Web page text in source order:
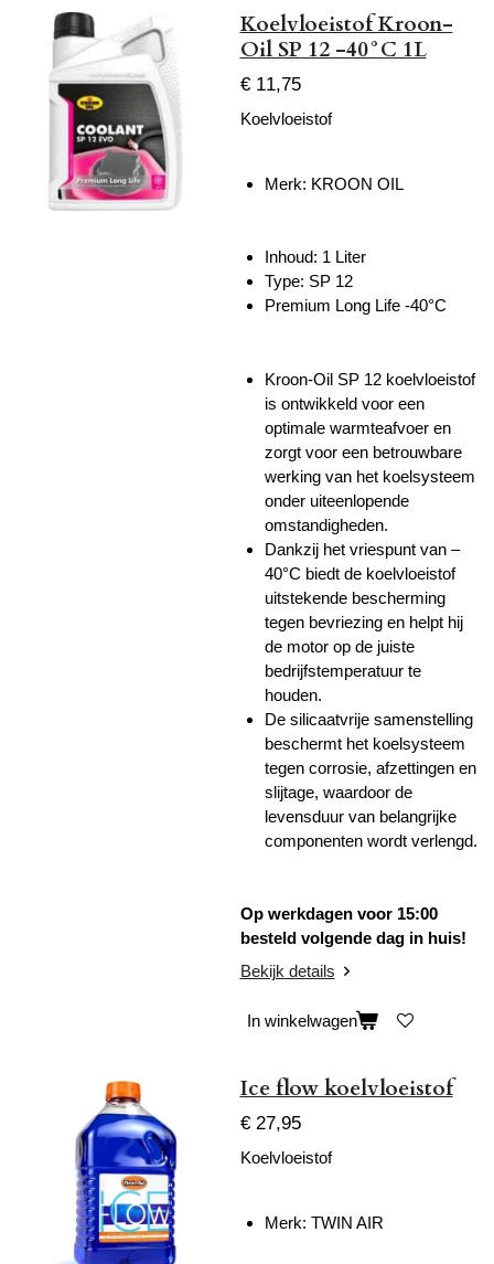
Koelvloeistof Kroon-
Oil SP 12 -40°C 1L
€ 11,75
Koelvloeistof
Merk: KROON OIL
Inhoud: 1 Liter
Type: SP 12
Premium Long Life -40°C
Kroon-Oil SP 12 koelvloeistof
is ontwikkeld voor een
optimale warmteafvoer en
zorgt voor een betrouwbare
werking van het koelsysteem
onder uiteenlopende
omstandigheden.
Dankzij het vriespunt van –
40°C biedt de koelvloeistof
uitstekende bescherming
tegen bevriezing en helpt hij
de motor op de juiste
bedrijfstemperatuur te
houden.
De silicaatvrije samenstelling
beschermt het koelsysteem
tegen corrosie, afzettingen en
slijtage, waardoor de
levensduur van belangrijke
componenten wordt verlengd.
Op werkdagen voor 15:00
besteld volgende dag in huis!
Bekijk details
In winkelwagen
Ice flow koelvloeistof
€ 27,95
Koelvloeistof
Merk: TWIN AIR